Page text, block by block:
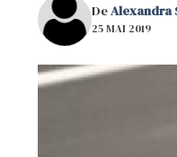
DeAlexandra
25 MAI 2019